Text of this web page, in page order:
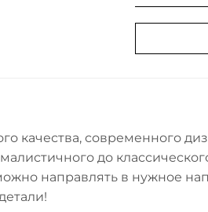
качества, современного
до
направлять в нужное